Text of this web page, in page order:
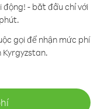
động! - bắt đầu chỉ với
gọi để nhận mức phí